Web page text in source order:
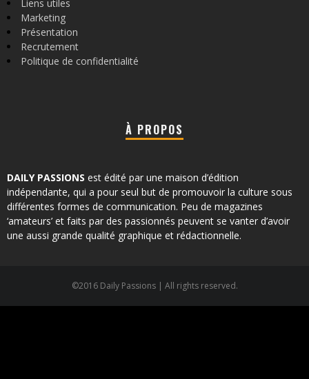
Liens utiles
Marketing
Présentation
Recrutement
Politique de confidentialité
À PROPOS
DAILY PASSIONS est édité par une maison d’édition
indépendante, qui a pour seul but de promouvoir la culture sous
différentes formes de communication. Peu de magazines
‘amateurs’ et faits par des passionnés peuvent se vanter d’avoir
une aussi grande qualité graphique et rédactionnelle.
©2016 Daily Passions | All rights reserved.